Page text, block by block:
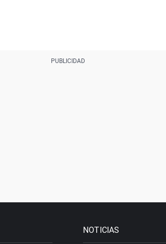
NOTICIAS